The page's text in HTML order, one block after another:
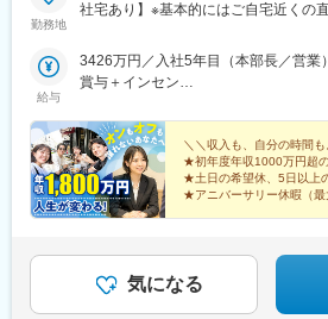
勤務地
社宅あり】※基本的にはご自宅近くの
経験を積んでいただく可能性あり★U
通勤OK（規定あり。詳細はお問い合
県・山形県・福島県◆関東東京都・神
茨城県・栃木県・群馬県◆中部山梨県
県・福井県・長野県・岐阜県・静岡県
賀県・京都府・大阪府・兵庫県・和歌
鳥取県・島根県・岡山県・広島県・山
知県・徳島県◆九州・沖縄福岡県・佐
「ららぽーと」「イトーヨーカドー」
ショッピングモールにも続々出店！商
に、気軽に当店に立ち寄る方が増加中
給与
3426万円／入社5年目（本部長／営業
賞与＋インセン
賞与＋インセン
＼＼収入も、自分の時間も
★初年度年収1000万円超
★土日の希望休、5日以上
★アニバーサリー休暇（最
気になる